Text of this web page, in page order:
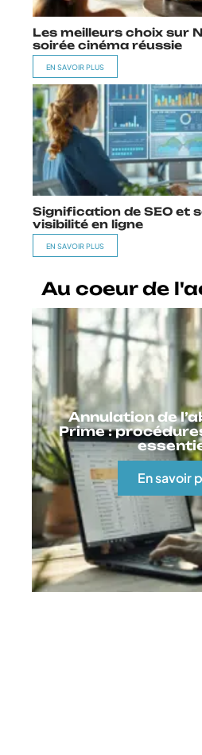
Les meilleurs choix sur
soirée cinéma réussie
EN SAVOIR PLUS
Signification de SEO et
visibilité en ligne
EN SAVOIR PLUS
Au coeur de
Annulation de
Prime :
En savoir